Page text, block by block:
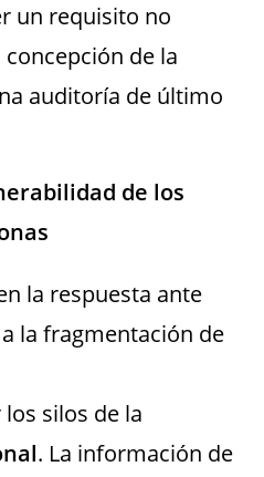
un requisito no
de la
auditoría de último
de los
la respuesta ante
la fragmentación de
los silos de la
. La información de